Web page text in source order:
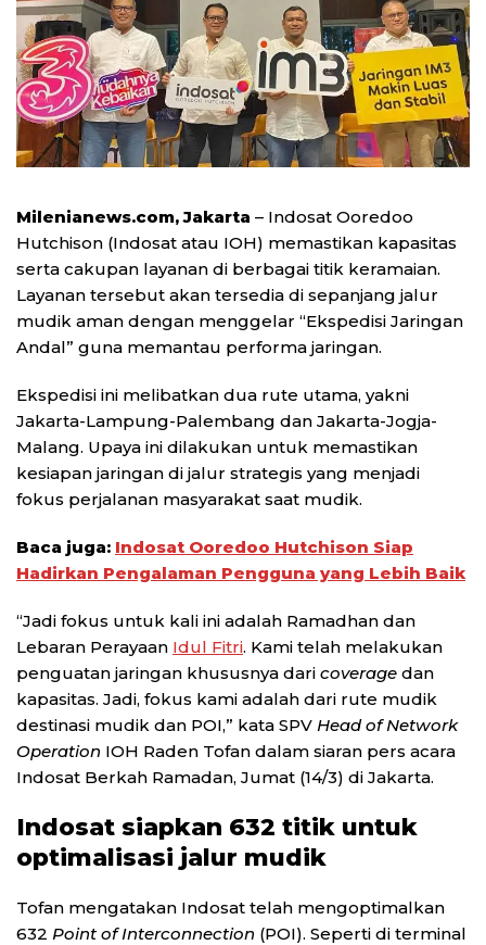
Milenianews.com, Jakarta – Indosat Ooredoo
Hutchison (Indosat atau IOH) memastikan kapasitas
serta cakupan layanan di berbagai titik keramaian.
Layanan tersebut akan tersedia di sepanjang jalur
mudik aman dengan menggelar “Ekspedisi Jaringan
Andal” guna memantau performa jaringan.
Ekspedisi ini melibatkan dua rute utama, yakni
Jakarta-Lampung-Palembang dan Jakarta-Jogja-
Malang. Upaya ini dilakukan untuk memastikan
kesiapan jaringan di jalur strategis yang menjadi
fokus perjalanan masyarakat saat mudik.
Baca juga: Indosat Ooredoo Hutchison Siap
Hadirkan Pengalaman Pengguna yang Lebih Baik
“Jadi fokus untuk kali ini adalah Ramadhan dan
Lebaran Perayaan Idul Fitri. Kami telah melakukan
penguatan jaringan khususnya dari coverage dan
kapasitas. Jadi, fokus kami adalah dari rute mudik
destinasi mudik dan POI,” kata SPV Head of Network
Operation IOH Raden Tofan dalam siaran pers acara
Indosat Berkah Ramadan, Jumat (14/3) di Jakarta.
Indosat siapkan 632 titik untuk
optimalisasi jalur mudik
Tofan mengatakan Indosat telah mengoptimalkan
632 Point of Interconnection (POI). Seperti di terminal